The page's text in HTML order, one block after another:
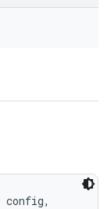
config,